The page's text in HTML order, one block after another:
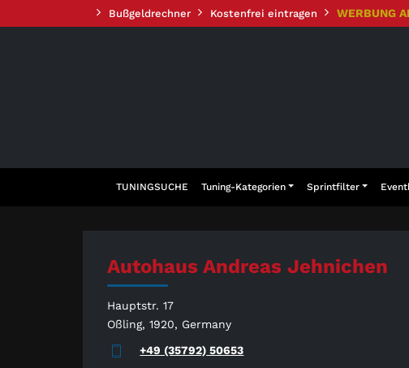
Inhalt
Bußgeldrechner Kostenfrei eintragen WERBUNG
TUNINGSUCHE Tuning-Kategorien Sprintfilter
Autohaus Andreas Jehnichen
Hauptstr. 17
Oßling, 1920, Germany
+49 (35792) 50653